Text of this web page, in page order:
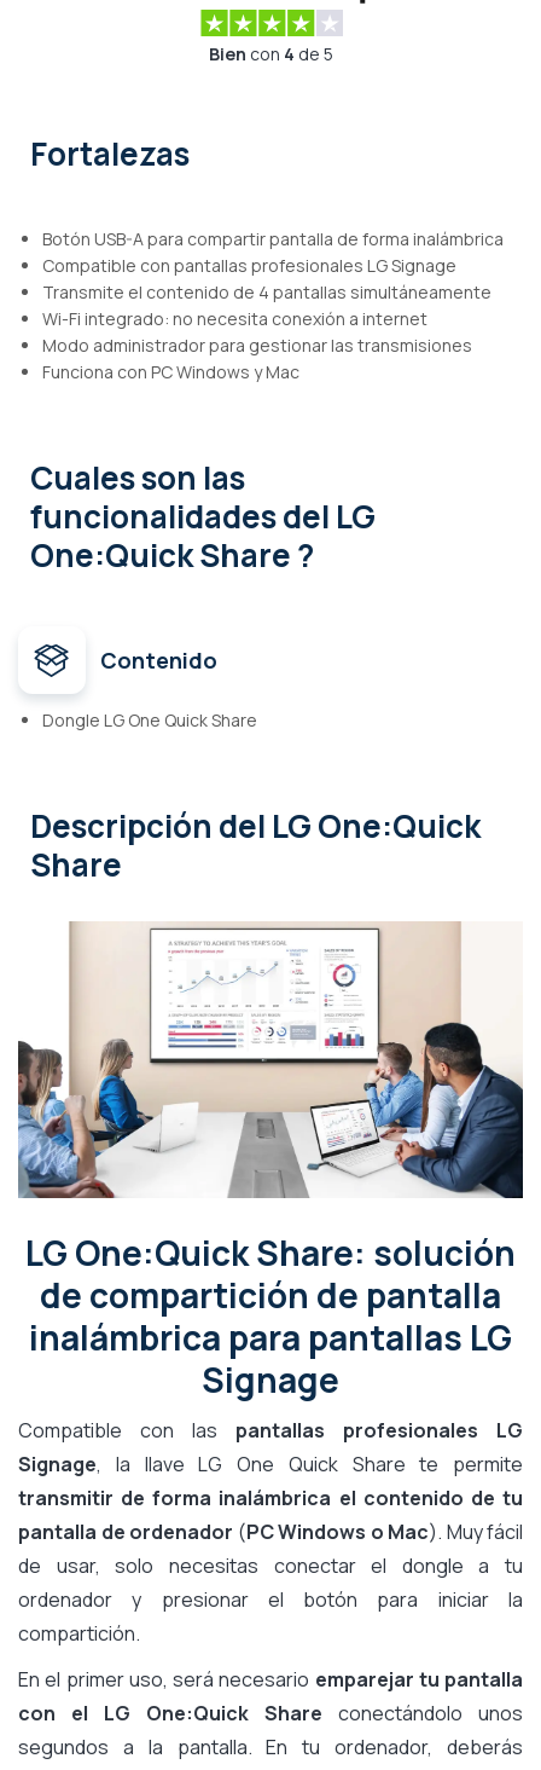
Bien con 4 de 5
Fortalezas
Botón USB-A para compartir pantalla de forma inalámbrica
Compatible con pantallas profesionales LG Signage
Transmite el contenido de 4 pantallas simultáneamente
Wi-Fi integrado: no necesita conexión a internet
Modo administrador para gestionar las transmisiones
Funciona con PC Windows y Mac
Cuales son las
funcionalidadesdel LG
One:Quick Share ?
Contenido
Dongle LG One Quick Share
Descripción del LG One:Quick
Share
LG One:Quick Share: solución
de compartición de pantalla
inalámbrica para pantallas LG
Signage
Compatible con las pantallas profesionales LG
Signage, la llave LG One Quick Share te permite
transmitir de forma inalámbrica el contenido de tu
pantalla de ordenador (PC Windows o Mac). Muy fácil
de usar, solo necesitas conectar el dongle a tu
ordenador y presionar el botón para iniciar la
compartición.
En el primer uso, será necesario emparejar tu pantalla
con el LG One:Quick Share conectándolo unos
segundos a la pantalla. En tu ordenador, deberás